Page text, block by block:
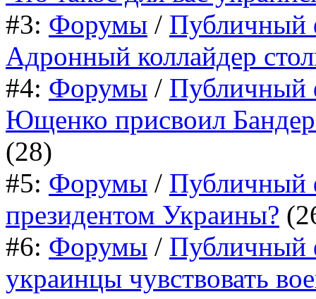
#3: Форумы / Публичный
Адронный коллайдер
#4: Форумы / Публичный
Ющенко присвоил
(28)
#5: Форумы / Публичный
президентом Украины?
#6: Форумы / Публичный
украинцы чувствовать